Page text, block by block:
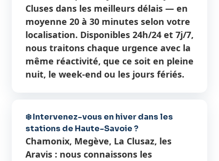
Cluses dans les meilleurs délais — en
moyenne 20 à 30 minutes selon votre
localisation. Disponibles 24h/24 et 7j/7,
nous traitons chaque urgence avec la
même réactivité, que ce soit en pleine
nuit, le week-end ou les jours fériés.
❄️ Intervenez-vous en hiver dans les
stations de Haute-Savoie ?
Chamonix, Megève, La Clusaz, les
Aravis : nous connaissons les